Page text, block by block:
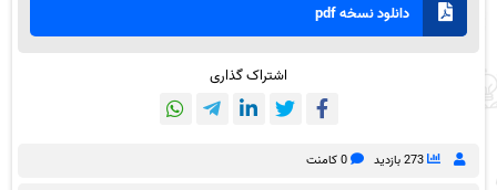
دانلود نسخه pdf
اشتراک گذاری
273 بازدید 0 کامنت